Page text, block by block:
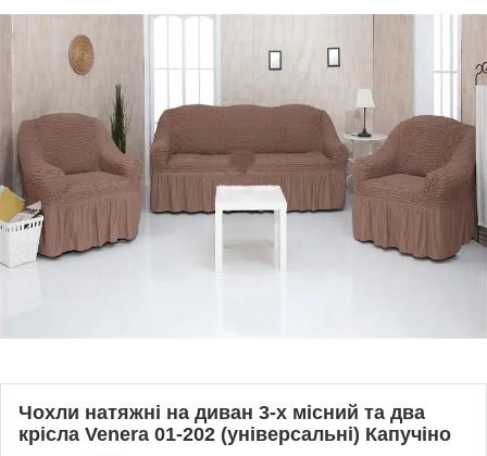
Чохли натяжні на диван 3-х місний та два
крісла Venera 01-202 (універсальні) Капучіно